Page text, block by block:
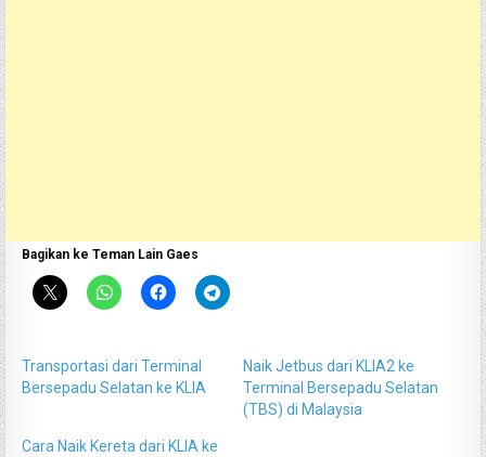
Bagikan ke Teman Lain Gaes
Transportasi dari Terminal
Bersepadu Selatan ke KLIA
Naik Jetbus dari KLIA2 ke
Terminal Bersepadu Selatan
(TBS) di Malaysia
Cara Naik Kereta dari KLIA ke